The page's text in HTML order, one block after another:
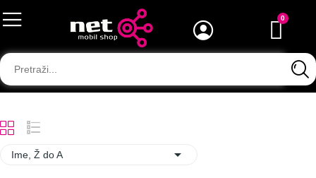
Ime, Ž do A 